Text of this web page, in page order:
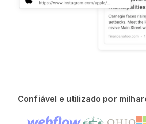
Confiável e utilizado por